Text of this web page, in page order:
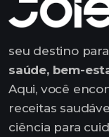
seu destino
saúde, bem-
Aqui, você
receitas
ciência para